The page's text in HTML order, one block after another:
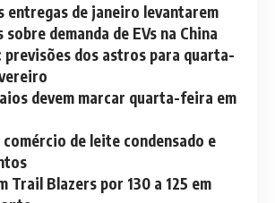
entregas de janeiro levantarem
demanda de EVs na China
previsões dos astros para quarta-
devem marcar quarta-feira em
de leite condensado e
Trail Blazers por 130 a 125 em